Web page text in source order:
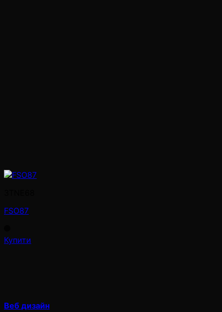
FSO87
Купити
Веб дизайн